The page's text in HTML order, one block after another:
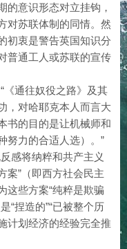
的意识形态对立挂钩，
对苏联体制的同情。然
初衷是警告英国知识分
普通工人或苏联的宣传
《通往奴役之路》及其
，对哈耶克本人而言大
书的目的是让机械师和
努力的合适人选）。”
感将纳粹和共产主义
案”（即西方社会民主
这些方案“纯粹是欺骗
“捏造的”“已被整个历
计划经济的经验完全推